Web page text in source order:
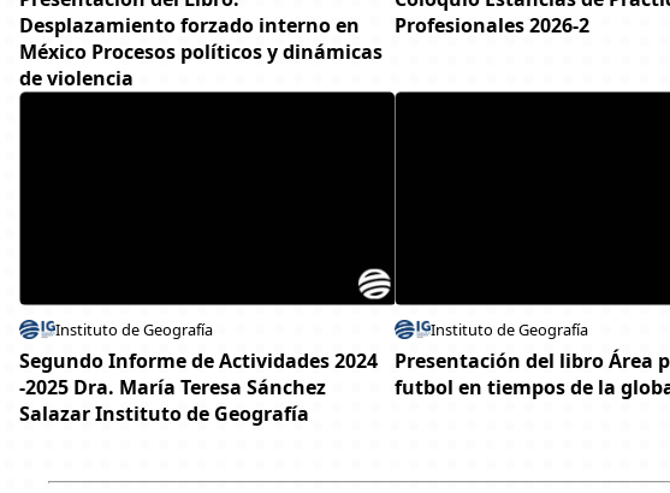
Desplazamiento forzado interno en
México Procesos políticos y dinámicas
de violencia
Profesionales 2026-2
Instituto de Geografía
Segundo Informe de Actividades 2024
-2025 Dra. María Teresa Sánchez
Salazar Instituto de Geografía
Instituto de Geografía
Presentación del libro Área
futbol en tiempos de la